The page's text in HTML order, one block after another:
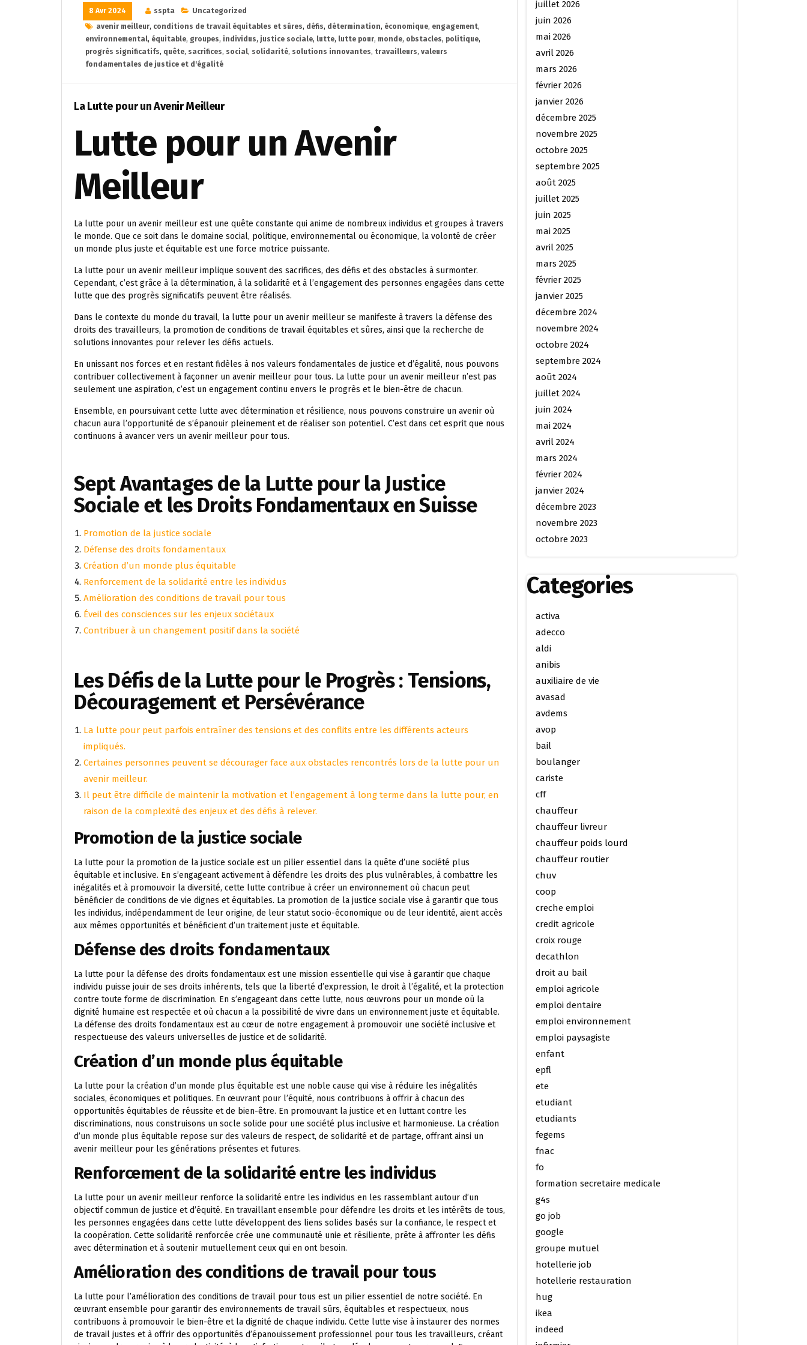
8 Avr 2024 sspta
Uncategorized
avenir meilleur, conditions de travail équitables et sûres, défis, détermination, économique, engagement,
environnemental, équitable, groupes, individus, justice sociale, lutte, lutte pour, monde, obstacles, politique,
progrès significatifs, quête, sacrifices, social, solidarité, solutions innovantes, travailleurs, valeurs
fondamentales de justice et d'égalité
La Lutte pour un Avenir Meilleur
Lutte pour un Avenir
Meilleur
La lutte pour un avenir meilleur est une quête constante qui anime de nombreux individus et groupes à travers
le monde. Que ce soit dans le domaine social, politique, environnemental ou économique, la volonté de créer
un monde plus juste et équitable est une force motrice puissante.
La lutte pour un avenir meilleur implique souvent des sacrifices, des défis et des obstacles à surmonter.
Cependant, c’est grâce à la détermination, à la solidarité et à l’engagement des personnes engagées dans cette
lutte que des progrès significatifs peuvent être réalisés.
Dans le contexte du monde du travail, la lutte pour un avenir meilleur se manifeste à travers la défense des
droits des travailleurs, la promotion de conditions de travail équitables et sûres, ainsi que la recherche de
solutions innovantes pour relever les défis actuels.
En unissant nos forces et en restant fidèles à nos valeurs fondamentales de justice et d’égalité, nous pouvons
contribuer collectivement à façonner un avenir meilleur pour tous. La lutte pour un avenir meilleur n’est pas
seulement une aspiration, c’est un engagement continu envers le progrès et le bien-être de chacun.
Ensemble, en poursuivant cette lutte avec détermination et résilience, nous pouvons construire un avenir où
chacun aura l’opportunité de s’épanouir pleinement et de réaliser son potentiel. C’est dans cet esprit que nous
continuons à avancer vers un avenir meilleur pour tous.
Sept Avantages de la Lutte pour la Justice
Sociale et les Droits Fondamentaux en Suisse
Promotion de la justice sociale
Défense des droits fondamentaux
Création d’un monde plus équitable
Renforcement de la solidarité entre les individus
Amélioration des conditions de travail pour tous
Éveil des consciences sur les enjeux sociétaux
Contribuer à un changement positif dans la société
Les Défis de la Lutte pour le Progrès : Tensions,
Découragement et Persévérance
La lutte pour peut parfois entraîner des tensions et des conflits entre les différents acteurs
impliqués.
Certaines personnes peuvent se décourager face aux obstacles rencontrés lors de la lutte pour un
avenir meilleur.
Il peut être difficile de maintenir la motivation et l’engagement à long terme dans la lutte pour, en
raison de la complexité des enjeux et des défis à relever.
Promotion de la justice sociale
La lutte pour la promotion de la justice sociale est un pilier essentiel dans la quête d’une société plus
équitable et inclusive. En s’engageant activement à défendre les droits des plus vulnérables, à combattre les
inégalités et à promouvoir la diversité, cette lutte contribue à créer un environnement où chacun peut
bénéficier de conditions de vie dignes et équitables. La promotion de la justice sociale vise à garantir que tous
les individus, indépendamment de leur origine, de leur statut socio-économique ou de leur identité, aient accès
aux mêmes opportunités et bénéficient d’un traitement juste et équitable.
Défense des droits fondamentaux
La lutte pour la défense des droits fondamentaux est une mission essentielle qui vise à garantir que chaque
individu puisse jouir de ses droits inhérents, tels que la liberté d’expression, le droit à l’égalité, et la protection
contre toute forme de discrimination. En s’engageant dans cette lutte, nous œuvrons pour un monde où la
dignité humaine est respectée et où chacun a la possibilité de vivre dans un environnement juste et équitable.
La défense des droits fondamentaux est au cœur de notre engagement à promouvoir une société inclusive et
respectueuse des valeurs universelles de justice et de solidarité.
Création d’un monde plus équitable
La lutte pour la création d’un monde plus équitable est une noble cause qui vise à réduire les inégalités
sociales, économiques et politiques. En œuvrant pour l’équité, nous contribuons à offrir à chacun des
opportunités équitables de réussite et de bien-être. En promouvant la justice et en luttant contre les
discriminations, nous construisons un socle solide pour une société plus inclusive et harmonieuse. La création
d’un monde plus équitable repose sur des valeurs de respect, de solidarité et de partage, offrant ainsi un
avenir meilleur pour les générations présentes et futures.
Renforcement de la solidarité entre les individus
La lutte pour un avenir meilleur renforce la solidarité entre les individus en les rassemblant autour d’un
objectif commun de justice et d’équité. En travaillant ensemble pour défendre les droits et les intérêts de tous,
les personnes engagées dans cette lutte développent des liens solides basés sur la confiance, le respect et
la coopération. Cette solidarité renforcée crée une communauté unie et résiliente, prête à affronter les défis
avec détermination et à soutenir mutuellement ceux qui en ont besoin.
Amélioration des conditions de travail pour tous
La lutte pour l’amélioration des conditions de travail pour tous est un pilier essentiel de notre société. En
œuvrant ensemble pour garantir des environnements de travail sûrs, équitables et respectueux, nous
contribuons à promouvoir le bien-être et la dignité de chaque individu. Cette lutte vise à instaurer des normes
de travail justes et à offrir des opportunités d’épanouissement professionnel pour tous les travailleurs, créant
juillet 2026
juin 2026
mai 2026
avril 2026
mars 2026
février 2026
janvier 2026
décembre 2025
novembre 2025
octobre 2025
septembre 2025
août 2025
juillet 2025
juin 2025
mai 2025
avril 2025
mars 2025
février 2025
janvier 2025
décembre 2024
novembre 2024
octobre 2024
septembre 2024
août 2024
juillet 2024
juin 2024
mai 2024
avril 2024
mars 2024
février 2024
janvier 2024
décembre 2023
novembre 2023
octobre 2023
Categories
activa
adecco
aldi
anibis
auxiliaire de vie
avasad
avdems
avop
bail
boulanger
cariste
cff
chauffeur
chauffeur livreur
chauffeur poids lourd
chauffeur routier
chuv
coop
creche emploi
credit agricole
croix rouge
decathlon
droit au bail
emploi agricole
emploi dentaire
emploi environnement
emploi paysagiste
enfant
epfl
ete
etudiant
etudiants
fegems
fnac
fo
formation secretaire medicale
g4s
go job
google
groupe mutuel
hotellerie job
hotellerie restauration
hug
ikea
indeed